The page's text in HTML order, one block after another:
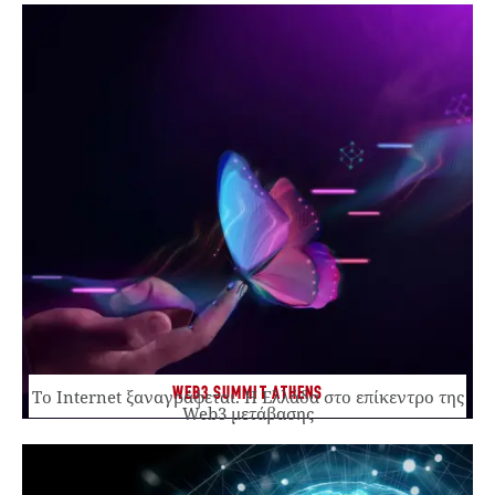
WEB3 SUMMIT ATHENS
Το Internet ξαναγράφεται. Η Ελλάδα στο επίκεντρο της
Web3 μετάβασης